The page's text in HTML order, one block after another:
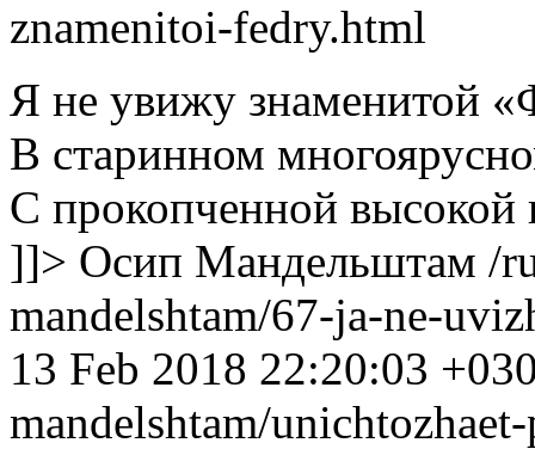
znamenitoi-fedry.html
Я не увижу знаменитой
В старинном
С прокопченной высокой
]]> Осип Мандельштам /
mandelshtam/67-ja-ne-
13 Feb 2018 22:20:03
mandelshtam/